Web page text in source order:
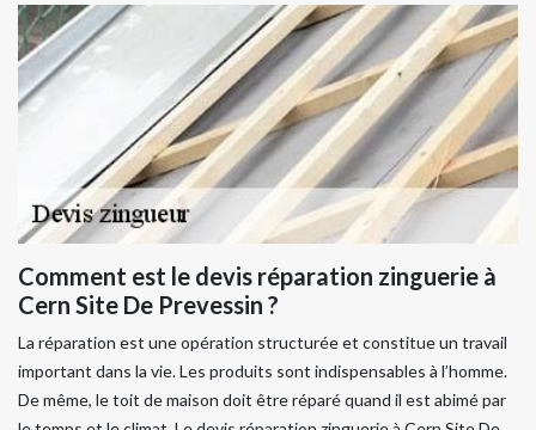
Comment est le devis réparation zinguerie à
Cern Site De Prevessin ?
La réparation est une opération structurée et constitue un travail
important dans la vie. Les produits sont indispensables à l’homme.
De même, le toit de maison doit être réparé quand il est abimé par